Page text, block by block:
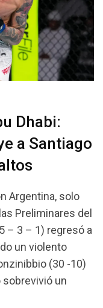
Dhabi:
a Santiago
Argentina, solo
Preliminares del
– 3 – 1) regresó a
un violento
(30 -10)
sobrevivió un